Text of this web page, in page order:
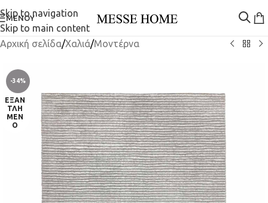
Skip to navigation
Skip to main content
ΜΕΝΟΎ
Αρχική σελίδα/Χαλιά/Μοντέρνα
-34%
ΕΞΑΝ
ΤΛΗ
ΜΈΝ
Ο